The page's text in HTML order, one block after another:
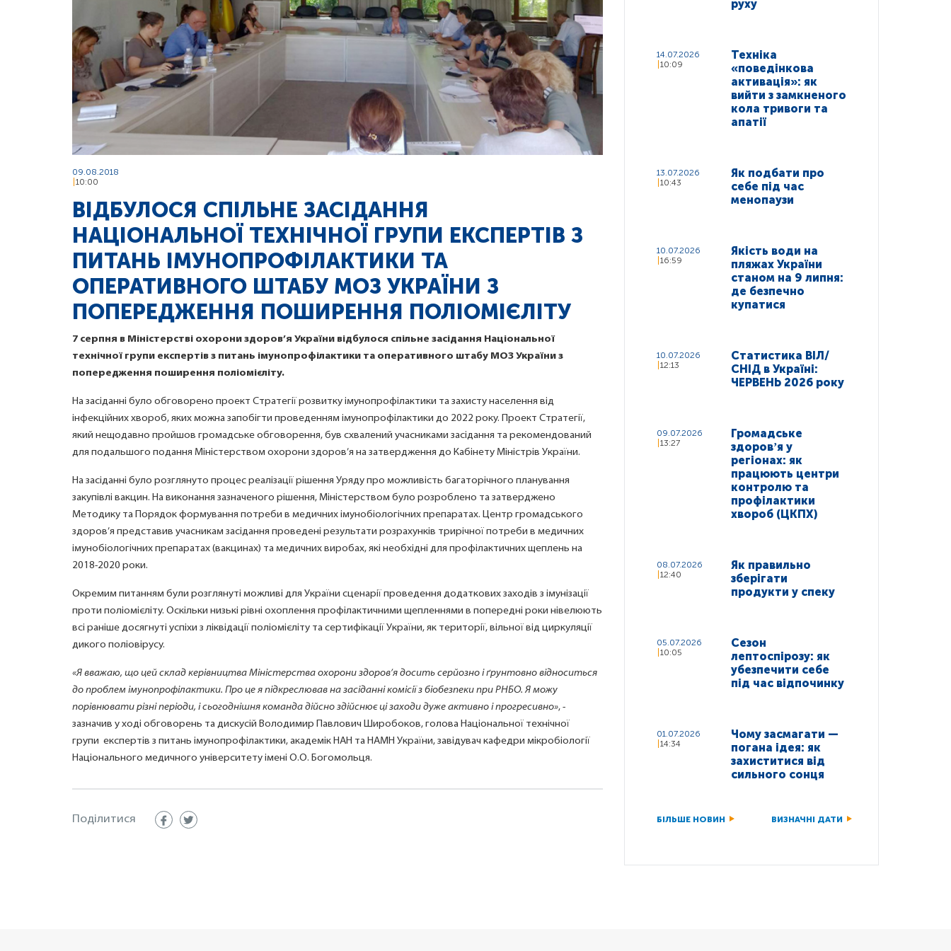
09.08.2018
10:00
ВІДБУЛОСЯ СПІЛЬНЕ ЗАСІДАННЯ
НАЦІОНАЛЬНОЇ ТЕХНІЧНОЇ ГРУПИ ЕКСПЕРТІВ З
ПИТАНЬ ІМУНОПРОФІЛАКТИКИ ТА
ОПЕРАТИВНОГО ШТАБУ МОЗ УКРАЇНИ З
ПОПЕРЕДЖЕННЯ ПОШИРЕННЯ ПОЛІОМІЄЛІТУ
7 серпня в Міністерстві охорони здоров’я України відбулося спільне засідання Національної
технічної групи експертів з питань імунопрофілактики та оперативного штабу МОЗ України з
попередження поширення поліомієліту.
На засіданні було обговорено проект Стратегії розвитку імунопрофілактики та захисту населення від
інфекційних хвороб, яких можна запобігти проведенням імунопрофілактики до 2022 року. Проект Стратегії,
який нещодавно пройшов громадське обговорення, був схвалений учасниками засідання та рекомендований
для подальшого подання Міністерством охорони здоров’я на затвердження до Кабінету Міністрів України.
На засіданні було розглянуто процес реалізації рішення Уряду про можливість багаторічного планування
закупівлі вакцин. На виконання зазначеного рішення, Міністерством було розроблено та затверджено
Методику та Порядок формування потреби в медичних імунобіологічних препаратах. Центр громадського
здоров’я представив учасникам засідання проведені результати розрахунків трирічної потреби в медичних
імунобіологічних препаратах (вакцинах) та медичних виробах, які необхідні для профілактичних щеплень на
2018-2020 роки.
Окремим питанням були розглянуті можливі для України сценарії проведення додаткових заходів з імунізації
проти поліомієліту. Оскільки низькі рівні охоплення профілактичними щепленнями в попередні роки нівелюють
всі раніше досягнуті успіхи з ліквідації поліомієліту та сертифікації України, як території, вільної від циркуляції
дикого поліовірусу.
«Я вважаю, що цей склад керівництва Міністерства охорони здоров’я досить серйозно і ґрунтовно відноситься
до проблем імунопрофілактики. Про це я підкреслював на засіданні комісії з біобезпеки при РНБО. Я можу
порівнювати різні періоди, і сьогоднішня команда дійсно здійснює ці заходи дуже активно і прогресивно», -
зазначив у ході обговорень та дискусій Володимир Павлович Широбоков, голова Національної технічної
групи експертів з питань імунопрофілактики, академік НАН та НАМН України, завідувач кафедри мікробіології
Національного медичного університету імені О.О. Богомольця.
Поділитися
руху
14.07.2026
10:09
Техніка
«поведінкова
активація»: як
вийти з замкненого
кола тривоги та
апатії
13.07.2026
10:43
Як подбати про
себе під час
менопаузи
10.07.2026
16:59
Якість води на
пляжах України
станом на 9 липня:
де безпечно
купатися
10.07.2026
12:13
Статистика ВІЛ/
СНІД в Україні:
ЧЕРВЕНЬ 2026 року
09.07.2026
13:27
Громадське
здоровʼя у
регіонах: як
працюють центри
контролю та
профілактики
хвороб (ЦКПХ)
08.07.2026
12:40
Як правильно
зберігати
продукти у спеку
05.07.2026
10:05
Сезон
лептоспірозу: як
убезпечити себе
під час відпочинку
01.07.2026
14:34
Чому засмагати —
погана ідея: як
захиститися від
сильного сонця
БІЛЬШЕ НОВИН ВИЗНАЧНІ ДАТИ